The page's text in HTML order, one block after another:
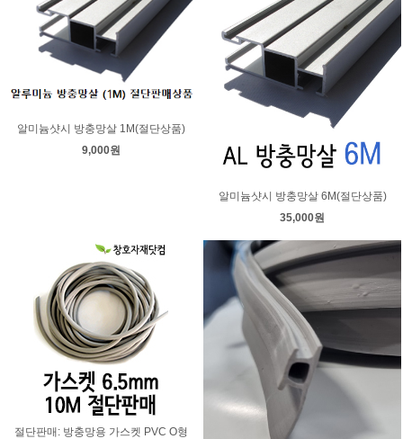
알미늄샷시 방충망살 1M(절단상품)
9,000원
알미늄샷시 방충망살 6M(절단상품)
35,000원
절단판매: 방충망용 가스켓 PVC O형